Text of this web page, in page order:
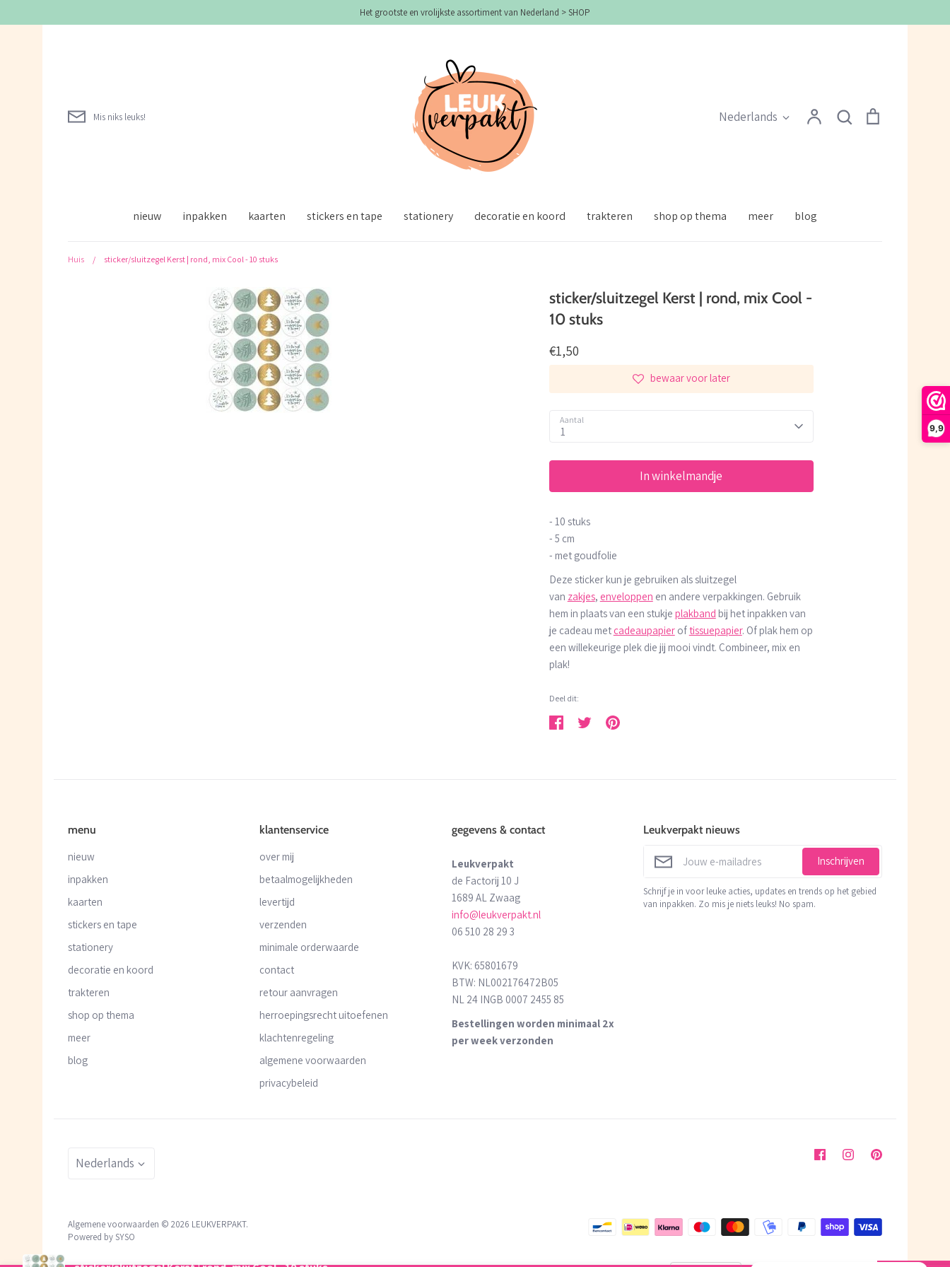
9,9
naar
Het grootste en vrolijkste assortiment van Nederland > SHOP
Mis niks leuks! Taal
Nederlands Account Zoeken
nieuw inpakken kaarten stickers en tape stationery decoratie en koord trakteren shop op thema meer blog
Huis / sticker/sluitzegel Kerst | rond, mix Cool - 10 stuks
sticker/sluitzegel Kerst | rond, mix Cool -
10 stuks
€1,50
bewaar voor later
Aantal
1
In winkelmandje
- 10 stuks
- 5 cm
- met goudfolie
Deze sticker kun je gebruiken als sluitzegel
van zakjes, enveloppen en andere verpakkingen. Gebruik
hem in plaats van een stukje plakband bij het inpakken van
je cadeau met cadeaupapier oftissuepapier. Of plak hem op
een willekeurige plek die jij mooi vindt. Combineer, mix en
plak!
Deel dit:
menu
nieuw
inpakken
kaarten
stickers en tape
stationery
decoratie en koord
trakteren
shop op thema
meer
blog
klantenservice
over mij
betaalmogelijkheden
levertijd
verzenden
minimale orderwaarde
contact
retour aanvragen
herroepingsrecht uitoefenen
klachtenregeling
algemene voorwaarden
privacybeleid
gegevens & contact
Leukverpakt
de Factorij 10 J
1689 AL Zwaag
info@leukverpakt.nl
06 510 28 29 3
KVK: 65801679
BTW: NL002176472B05
NL 24 INGB 0007 2455 85
Bestellingen worden minimaal 2x
per week verzonden
Leukverpakt nieuws
Inschrijven
Schrijf je in voor leuke acties, updates en trends op het gebied
van inpakken. Zo mis je niets leuks! No spam.
Taal
Nederlands
Algemene voorwaarden © 2026 LEUKVERPAKT.
Powered by SYSO